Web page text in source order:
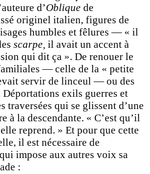
d’Oblique de
originel italien, figures de
humbles et fêlures — « il
scarpe, il avait un accent à
qui dit ça ». De renouer le
— celle de la « petite
servir de linceul — ou des
Déportations exils guerres et
traversées qui se glissent d’une
à la descendante. « C’est qu’il
reprend. » Et pour que cette
il est nécessaire de
impose aux autres voix sa
: